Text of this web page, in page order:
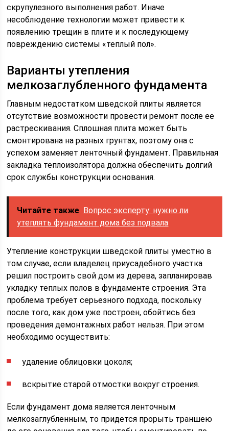
скрупулезного выполнения работ. Иначе
несоблюдение технологии может привести к
появлению трещин в плите и к последующему
повреждению системы «теплый пол».
Варианты утепления
мелкозаглубленного фундамента
Главным недостатком шведской плиты является
отсутствие возможности провести ремонт после ее
растрескивания. Сплошная плита может быть
смонтирована на разных грунтах, поэтому она с
успехом заменяет ленточный фундамент. Правильная
закладка теплоизолятора должна обеспечить долгий
срок службы конструкции основания.
Читайте также Вопрос эксперту: нужно ли
утеплять фундамент дома без подвала
Утепление конструкции шведской плиты уместно в
том случае, если владелец приусадебного участка
решил построить свой дом из дерева, запланировав
укладку теплых полов в фундаменте строения. Эта
проблема требует серьезного подхода, поскольку
после того, как дом уже построен, обойтись без
проведения демонтажных работ нельзя. При этом
необходимо осуществить:
удаление облицовки цоколя;
вскрытие старой отмостки вокруг строения.
Если фундамент дома является ленточным
мелкозаглубленным, то придется прорыть траншею